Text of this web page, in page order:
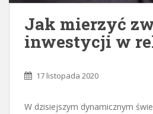
Jak mierzyć
inwestycji w
17 listopada 2020
W dzisiejszym dynamicznym